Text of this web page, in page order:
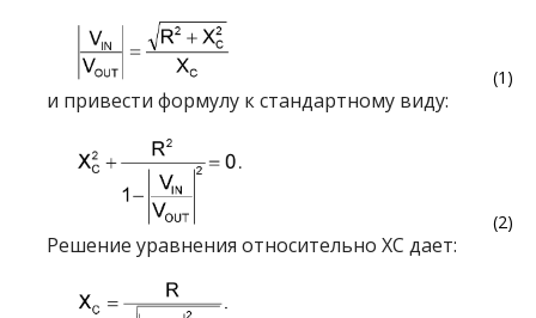
(1)
и привести формулу к стандартному виду:
(2)
Решение уравнения относительно XC дает: